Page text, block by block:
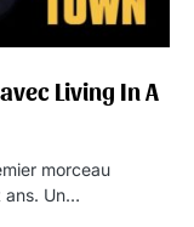
Living In A
morceau
ans. Un…